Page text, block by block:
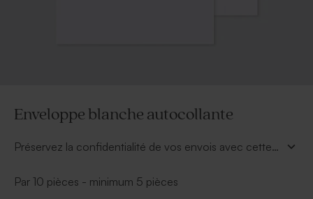
Enveloppe blanche autocollante
Préservez la confidentialité de vos envois avec cette
Par 10 pièces - minimum 5 pièces